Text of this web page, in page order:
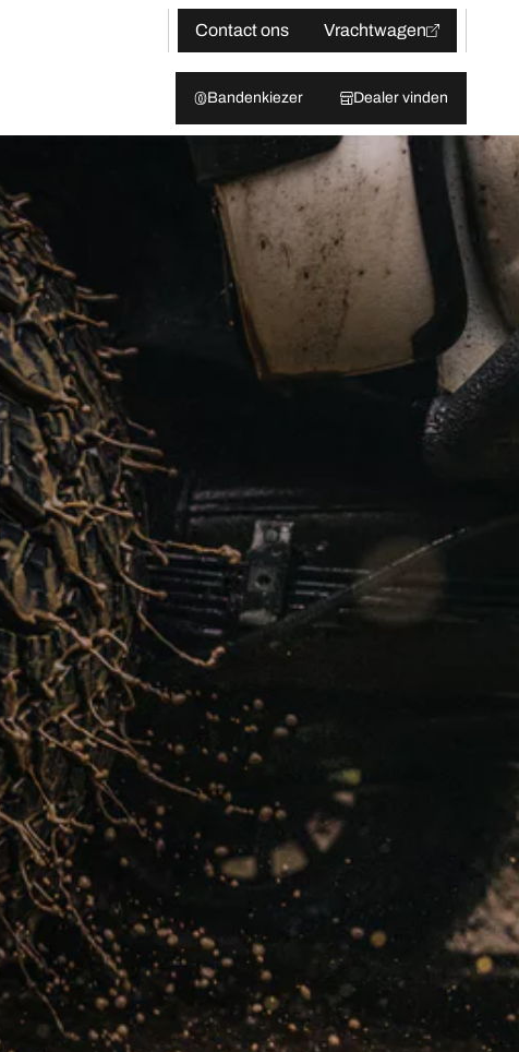
Contact ons
Vrachtwagen
Bandenkiezer Dealer vinden